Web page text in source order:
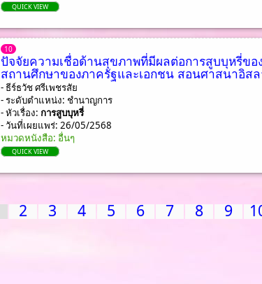
QUICK VIEW
10
ปัจจัยความเชื่อด้านสุขภาพที่มีผลต่อการสูบบุหรี่ข
สถานศึกษาของภาครัฐและเอกชน สอนศาสนาอิสล
- ธีร์ธวัช ศรีเพชรสัย
- ระดับตำแหน่ง: ชํานาญการ
- หัวเรื่อง: การสูบบุหรี่
- วันที่เผยแพร่: 26/05/2568
หมวดหนังสือ: อื่นๆ
QUICK VIEW
2 3 4 5 6 7 8 9